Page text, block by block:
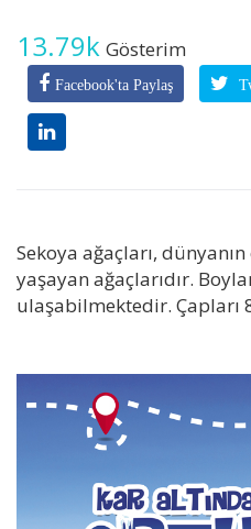
13.79k Gösterim
Facebook'ta Paylaş
Sekoya ağaçları,
yaşayan ağaçlarıdır.
ulaşabilmektedir. Çapları